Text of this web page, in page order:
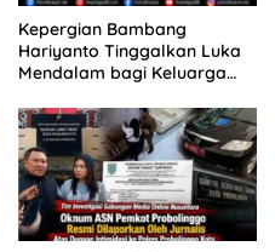
Kepergian Bambang
Hariyanto Tinggalkan Luka
Mendalam bagi Keluarga